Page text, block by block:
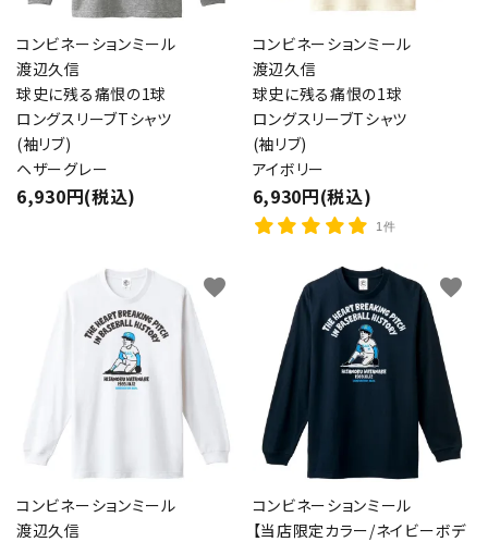
コンビネーションミール
渡辺久信
球史に残る痛恨の1球
ロングスリーブTシャツ
(袖リブ)
ヘザーグレー
6,930円(税込)
コンビネーションミール
渡辺久信
球史に残る痛恨の1球
ロングスリーブTシャツ
(袖リブ)
アイボリー
6,930円(税込)
1件
コンビネーションミール
渡辺久信
favorite
コンビネーションミール
【当店限定カラー/ネイビーボデ
favorite